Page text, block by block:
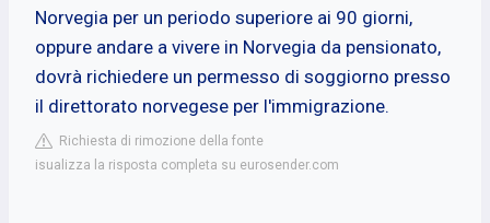
Norvegia per un periodo superiore ai 90 giorni,
oppure andare a vivere in Norvegia da pensionato,
dovrà richiedere un permesso di soggiorno presso
il direttorato norvegese per l'immigrazione.
Richiesta di rimozione della fonte
isualizza la risposta completa su eurosender.com